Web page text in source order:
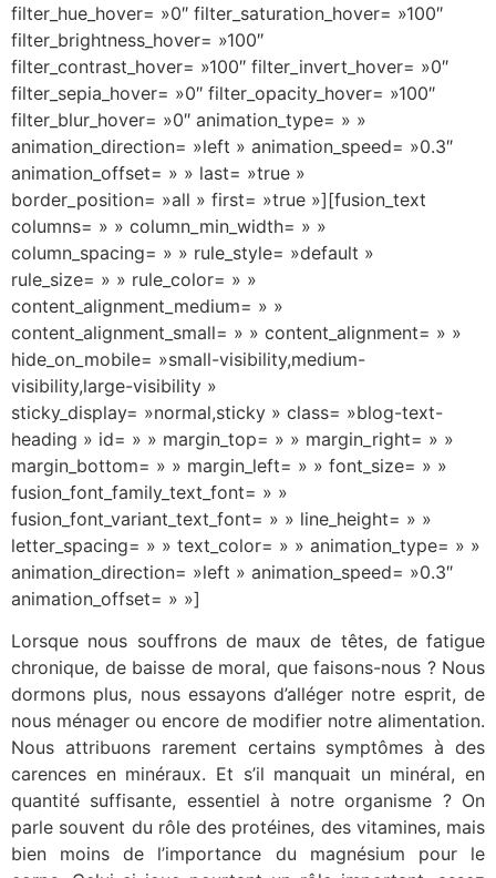
filter_hue_hover= »0″ filter_saturation_hover= »100″
filter_brightness_hover= »100″
filter_contrast_hover= »100″ filter_invert_hover= »0″
filter_sepia_hover= »0″ filter_opacity_hover= »100″
filter_blur_hover= »0″ animation_type= » »
animation_direction= »left » animation_speed= »0.3″
animation_offset= » » last= »true »
border_position= »all » first= »true »][fusion_text
columns= » » column_min_width= » »
column_spacing= » » rule_style= »default »
rule_size= » » rule_color= » »
content_alignment_medium= » »
content_alignment_small= » » content_alignment= » »
hide_on_mobile= »small-visibility,medium-
visibility,large-visibility »
sticky_display= »normal,sticky » class= »blog-text-
heading » id= » » margin_top= » » margin_right= » »
margin_bottom= » » margin_left= » » font_size= » »
fusion_font_family_text_font= » »
fusion_font_variant_text_font= » » line_height= » »
letter_spacing= » » text_color= » » animation_type= » »
animation_direction= »left » animation_speed= »0.3″
animation_offset= » »]
Lorsque nous souffrons de maux de têtes, de fatigue
chronique, de baisse de moral, que faisons-nous ? Nous
dormons plus, nous essayons d’alléger notre esprit, de
nous ménager ou encore de modifier notre alimentation.
Nous attribuons rarement certains symptômes à des
carences en minéraux. Et s’il manquait un minéral, en
quantité suffisante, essentiel à notre organisme ? On
parle souvent du rôle des protéines, des vitamines, mais
bien moins de l’importance du magnésium pour le